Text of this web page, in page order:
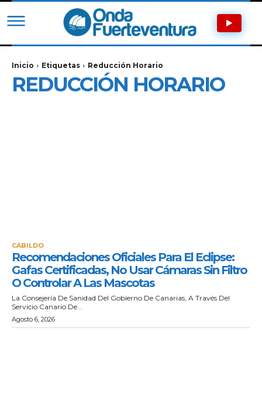
Inicio Etiquetas Reducción Horario
REDUCCIÓN HORARIO
CABILDO
Recomendaciones Oficiales Para El Eclipse:
Gafas Certificadas, No Usar Cámaras Sin Filtro
O Controlar A Las Mascotas
La Consejería De Sanidad Del Gobierno De Canarias, A Través Del
Servicio Canario De...
Agosto 6, 2026